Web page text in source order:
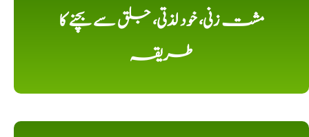
مشت زنی، خود لذتی، جلق سے بچنے کا
طریقہ